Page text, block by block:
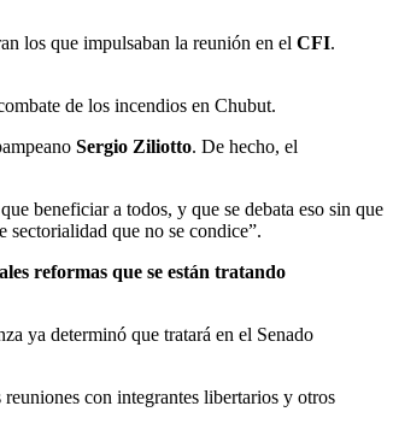
los que impulsaban la reunión en el CFI.
de los incendios en Chubut.
Sergio Ziliotto. De hecho, el
beneficiar a todos, y que se debata eso sin que
sectorialidad que no se condice”.
reformas que se están tratando
ya determinó que tratará en el Senado
con integrantes libertarios y otros